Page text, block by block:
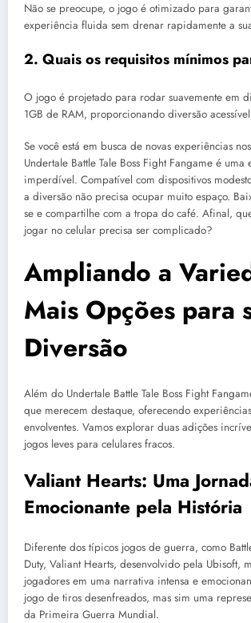
Não se preocupe, o jogo é otimizado para
experiência fluida sem drenar rapidamente a
2. Quais os requisitos mínimos
O jogo é projetado para rodar suavemente em
1GB de RAM, proporcionando diversão
Se você está em busca de novas experiências
Undertale Battle Tale Boss Fight Fangame é uma
imperdível. Compatível com dispositivos
a diversão não precisa ocupar muito espaço.
se e compartilhe com a tropa do café. Afinal,
jogar no celular precisa ser complicado?
Ampliando a
Mais Opções para
Diversão
Além do Undertale Battle Tale Boss Fight
que merecem destaque, oferecendo
envolventes. Vamos explorar duas adições
jogos leves para celulares fracos.
Valiant Hearts: Uma
Emocionante pela História
Diferente dos típicos jogos de guerra, como
Duty, Valiant Hearts, desenvolvido pela Ubisoft,
jogadores em uma narrativa intensa e
jogo de tiros desenfreados, mas sim uma
da Primeira Guerra Mundial.